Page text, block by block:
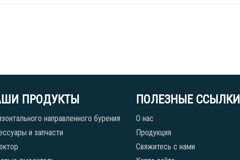
ПРОДУКТЫ
направленного бурения
и запчасти
ПОЛЕЗНЫЕ ССЫЛКИ
О нас
Продукция
Свяжитесь с нами